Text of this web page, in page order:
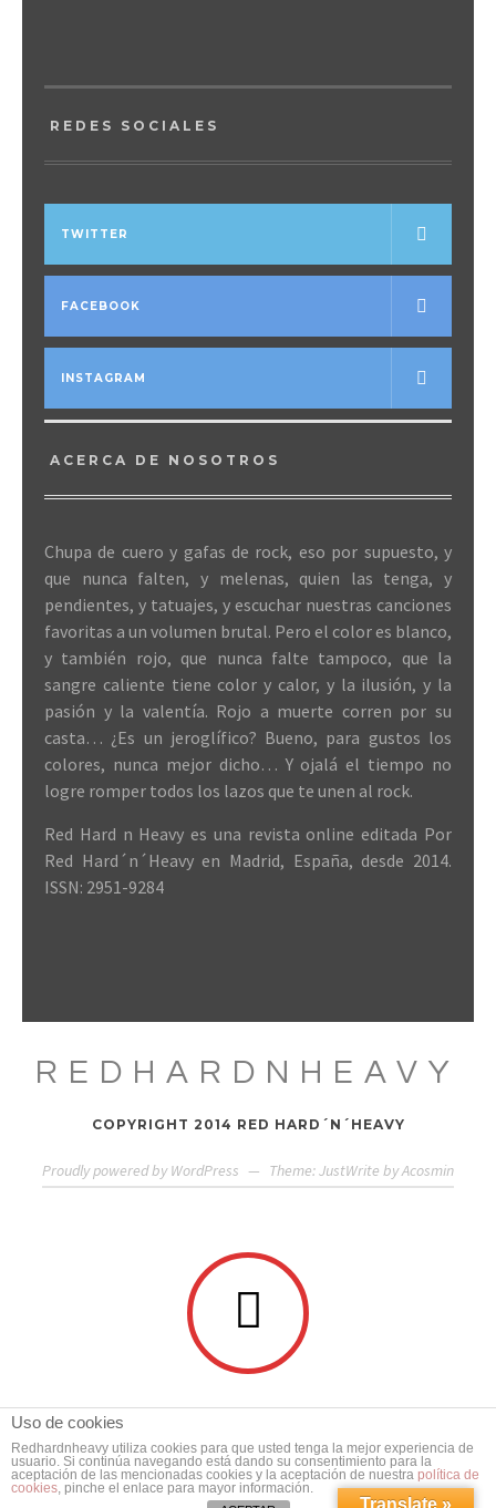
REDES SOCIALES
TWITTER
FACEBOOK
INSTAGRAM
ACERCA DE NOSOTROS
Chupa de cuero y gafas de rock, eso por supuesto, y
que nunca falten, y melenas, quien las tenga, y
pendientes, y tatuajes, y escuchar nuestras canciones
favoritas a un volumen brutal. Pero el color es blanco,
y también rojo, que nunca falte tampoco, que la
sangre caliente tiene color y calor, y la ilusión, y la
pasión y la valentía. Rojo a muerte corren por su
casta… ¿Es un jeroglífico? Bueno, para gustos los
colores, nunca mejor dicho… Y ojalá el tiempo no
logre romper todos los lazos que te unen al rock.
Red Hard n Heavy es una revista online editada Por
Red Hard´n´Heavy en Madrid, España, desde 2014.
ISSN: 2951-9284
REDHARDNHEAVY
COPYRIGHT 2014 RED HARD´N´HEAVY
Proudly powered by WordPress — Theme: JustWrite byAcosmin
Uso de cookies
Redhardnheavy utiliza cookies para que usted tenga la mejor experiencia de
usuario. Si continúa navegando está dando su consentimiento para la
aceptación de las mencionadas cookies y la aceptación de nuestra política de
cookies, pinche el enlace para mayor información.
Translate »